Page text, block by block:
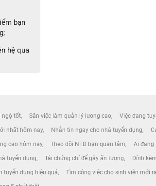
bạn
hệ qua
ngộ tốt Săn việc làm quản lý lương cao Việc đang
nhất hôm nay Nhắn tin ngay cho nhà tuyển dụng
cao hôm nay Theo dõi NTD bạn quan tâm Ai đang
tuyển dụng Tải chứng chỉ để gây ấn tượng Đính
tuyển dụng hiệu quả Tìm công việc cho sinh viên mới